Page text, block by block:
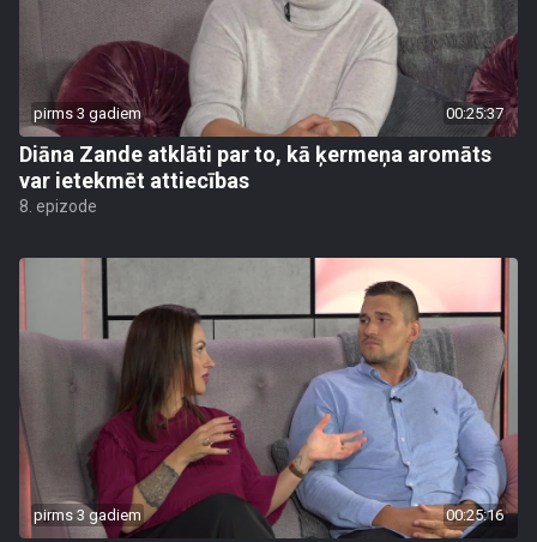
pirms 3 gadiem 00:25:37
Diāna Zande atklāti par to, kā ķermeņa aromāts
var ietekmēt attiecības
8. epizode
pirms 3 gadiem 00:25:16